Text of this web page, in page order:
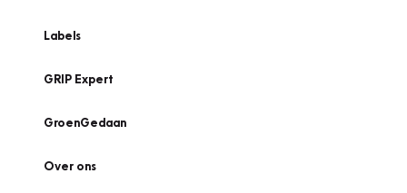
Labels
GRIP Expert
GroenGedaan
Over ons